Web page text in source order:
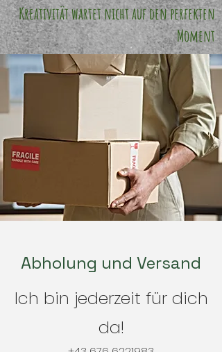
Kreativität wartet nicht auf den perfekten
Moment
Abholung und Versand
Ich bin jederzeit für dich
da!